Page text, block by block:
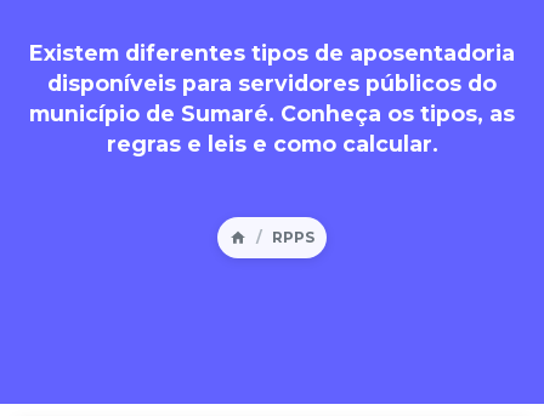
Existem diferentes tipos de aposentadoria
disponíveis para servidores públicos do
município de Sumaré. Conheça os tipos, as
regras e leis e como calcular.
RPPS